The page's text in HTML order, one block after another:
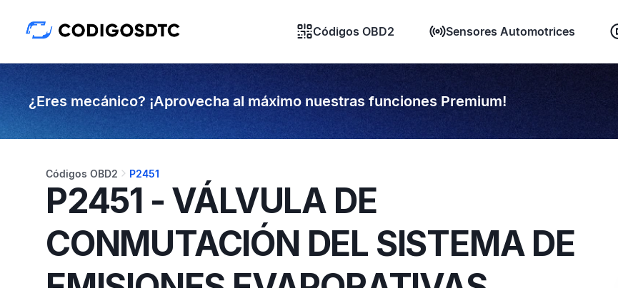
Códigos OBD2 Sensores Automotrices
¿Eres mecánico? ¡Aprovecha al máximo nuestras funciones Premium!
Códigos OBD2 P2451
P2451 - VÁLVULA DE
CONMUTACIÓN DEL SISTEMA DE